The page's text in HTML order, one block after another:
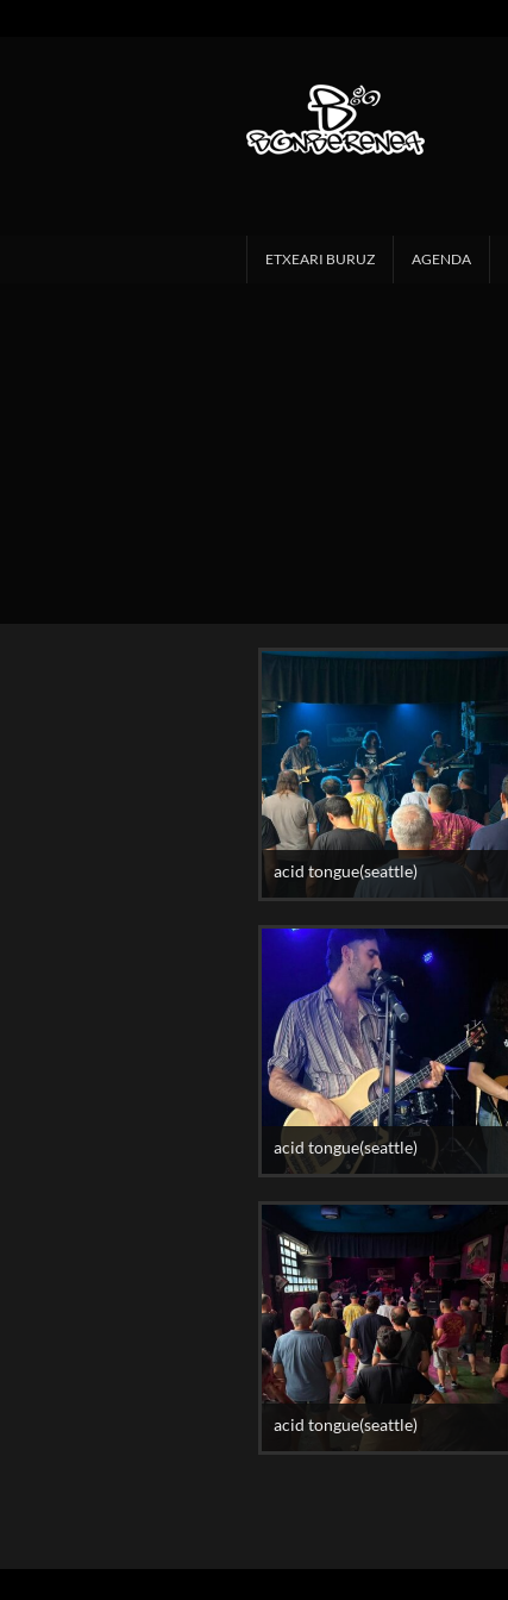
ETXEARI BURUZ AGENDA
acid tongue(seattle)
acid tongue(seattle)
acid tongue(seattle)